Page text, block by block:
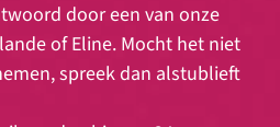
door een van onze
of Eline. Mocht het niet
spreek dan alstublieft